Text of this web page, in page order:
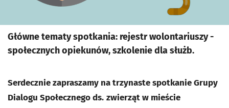
Główne tematy spotkania: rejestr wolontariuszy -
społecznych opiekunów, szkolenie dla służb.
Serdecznie zapraszamy na trzynaste spotkanie Grupy
Dialogu Społecznego ds. zwierząt w mieście